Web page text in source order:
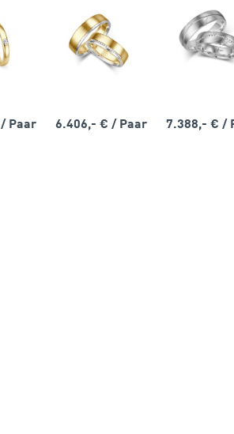
/ Paar 6.406,- €/ Paar 7.388,- €/